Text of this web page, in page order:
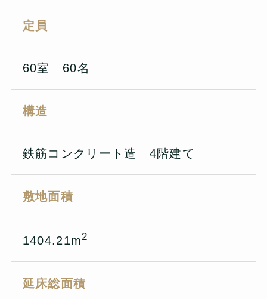
定員
60室 60名
構造
鉄筋コンクリート造 4階建て
敷地面積
1404.21m2
延床総面積